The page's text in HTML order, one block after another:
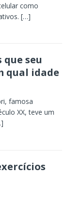
como
[…]
seu
qual idade
famosa
XX, teve um